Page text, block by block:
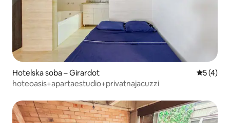
Hotelska soba – Girardot
5 (4)
hoteoasis+apartaestudio+privatnajacuzzi